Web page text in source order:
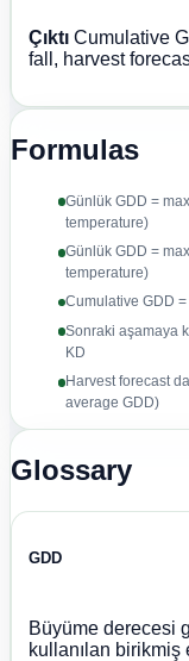
ÇıktıCumulative
fall, harvest
Formulas
Günlük GDD =
temperature)
Günlük GDD =
temperature)
Cumulative GDD
Sonraki aşamaya
KD
Harvest forecast
average GDD)
Glossary
GDD
Büyüme derecesi
kullanılan birikmiş